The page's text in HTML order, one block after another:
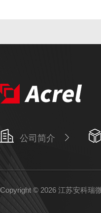
公司简介
Copyright © 2026 江苏安科瑞